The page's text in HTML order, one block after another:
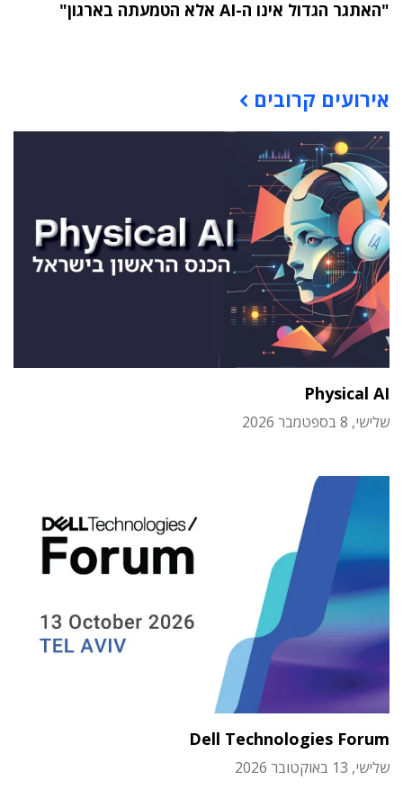
"האתגר הגדול אינו ה-AI אלא הטמעתה בארגון"
אירועים קרובים
Physical AI
שלישי, 8 בספטמבר 2026
Dell Technologies Forum
שלישי, 13 באוקטובר 2026